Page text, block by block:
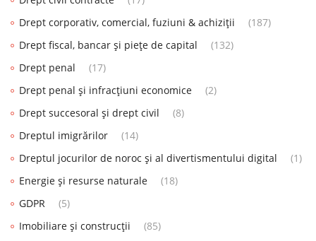
Drept corporativ, comercial, fuziuni & achiziții
(187)
Drept fiscal, bancar și piețe de capital
(132)
Drept penal
(17)
Drept penal și infracțiuni economice
(2)
Drept succesoral și drept civil
(8)
Dreptul imigrărilor
(14)
Dreptul jocurilor de noroc și al divertismentului digital
(1)
Energie și resurse naturale
(18)
GDPR
(5)
Imobiliare și construcții
(85)